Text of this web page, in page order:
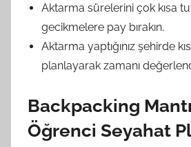
Aktarma sürelerini çok kısa
gecikmelere pay bırakın.
Aktarma yaptığınız şehirde
planlayarak zamanı
Backpacking
Öğrenci Seyahat